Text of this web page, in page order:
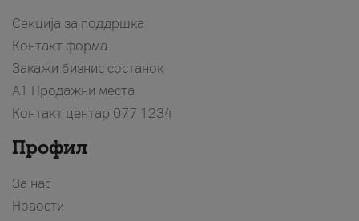
Секција за поддршка
Контакт форма
Закажи бизнис состанок
A1 Продажни места
Контакт центар 077 1234
Профил
За нас
Новости